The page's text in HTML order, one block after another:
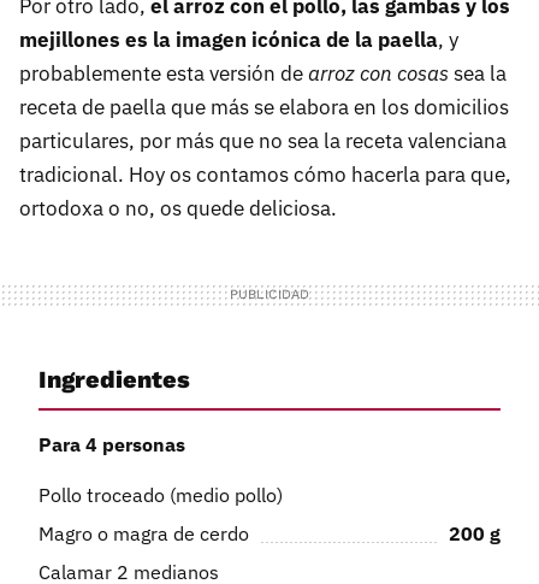
Por otro lado, el arroz con el pollo, las gambas y los
mejillones es la imagen icónica de la paella, y
probablemente esta versión dearroz con cosassea la
receta de paella que más se elabora en los domicilios
particulares, por más que no sea la receta valenciana
tradicional. Hoy os contamos cómo hacerla para que,
ortodoxa o no, os quede deliciosa.
Ingredientes
Para 4 personas
Pollo troceado (medio pollo)
Magro o magra de cerdo
200 g
Calamar 2 medianos